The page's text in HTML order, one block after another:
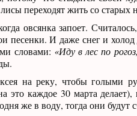
переходят жить со старых
овсянка запоет.
песенки. И даже снег и
словами: «Иду в лес по
на реку, чтобы голыми
это каждое 30 марта
же в воду, тогда они будут